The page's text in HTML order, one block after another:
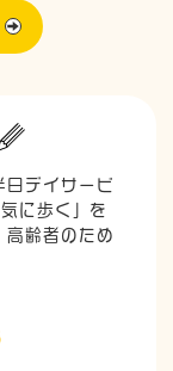
日デイサービ
に歩く」を
高齢者のため